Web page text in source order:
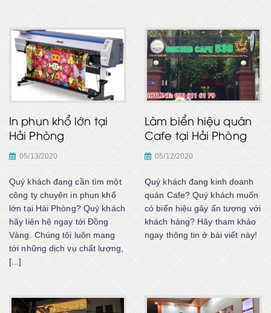
In phun khổ lớn tại
Hải Phòng
05/13/2020
Quý khách đang cần tìm một
công ty chuyên in phun khổ
lớn tại Hải Phòng? Quý khách
hãy liên hệ ngay tới Đồng
Vàng. Chúng tôi luôn mang
tới những dịch vụ chất lượng,
[...]
Làm biển hiệu quán
Cafe tại Hải Phòng
05/12/2020
Quý khách đang kinh doanh
quán Cafe? Quý khách muốn
có biển hiệu gây ấn tượng với
khách hàng? Hãy tham khảo
ngay thông tin ở bài viết này!